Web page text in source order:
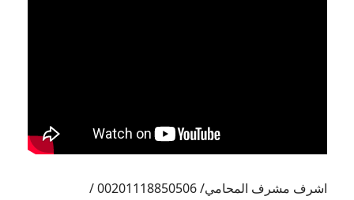
اشرف مشرف المحامي/ 00201118850506 /